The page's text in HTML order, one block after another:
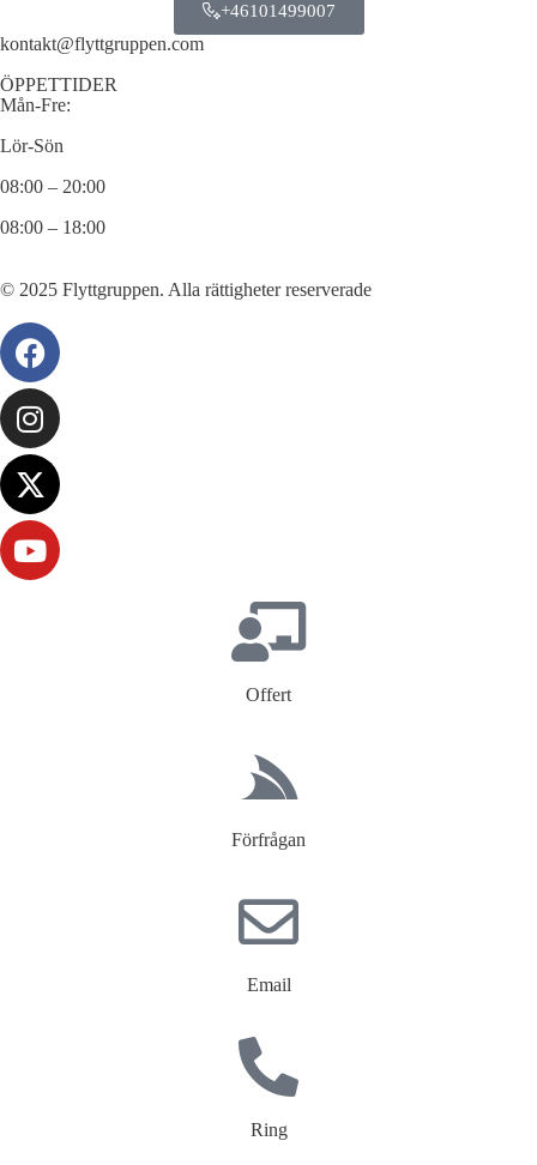
+46101499007
kontakt@flyttgruppen.com
ÖPPETTIDER
Mån-Fre:
Lör-Sön
08:00 – 20:00
08:00 – 18:00
© 2025 Flyttgruppen. Alla rättigheter reserverade
Offert
Förfrågan
Email
Ring